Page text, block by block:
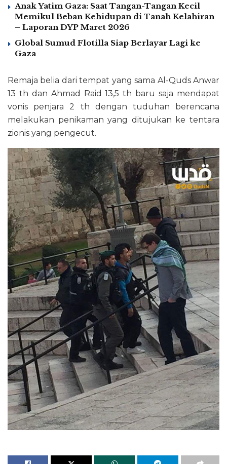
Anak Yatim Gaza: Saat Tangan-Tangan Kecil
Memikul Beban Kehidupan di Tanah Kelahiran
– Laporan DYP Maret 2026
Global Sumud Flotilla Siap Berlayar Lagi ke
Gaza
Remaja belia dari tempat yang sama Al-Quds Anwar
13 th dan Ahmad Raid 13,5 th baru saja mendapat
vonis penjara 2 th dengan tuduhan berencana
melakukan penikaman yang ditujukan ke tentara
zionis yang pengecut.